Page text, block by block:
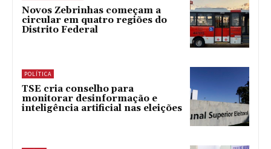
Novos Zebrinhas começam a
circular em quatro regiões do
Distrito Federal
POLÍTICA
TSE cria conselho para
monitorar desinformação e
inteligência artificial nas eleições